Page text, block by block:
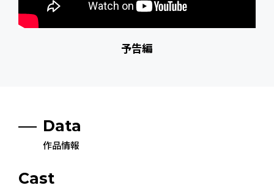
予告編
Data
作品情報
Cast